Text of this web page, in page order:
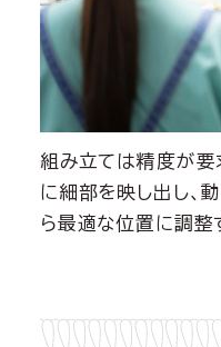
組み立ては精度が要
に細部を映し出し、
ら最適な位置に調整